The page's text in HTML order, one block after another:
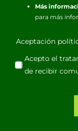
Más
para más
Aceptación
Acepto el
de recibir